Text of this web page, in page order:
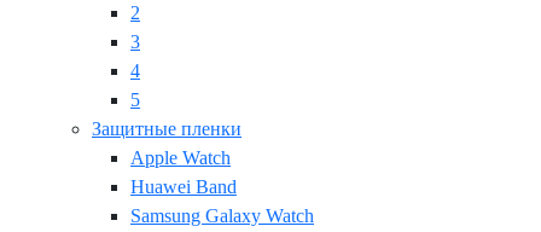
2
3
4
5
Защитные пленки
Apple Watch
Huawei Band
Samsung Galaxy Watch